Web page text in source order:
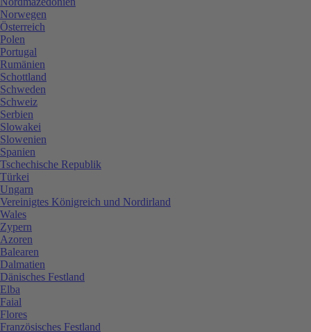
Norwegen
Österreich
Polen
Portugal
Rumänien
Schottland
Schweden
Schweiz
Serbien
Slowakei
Slowenien
Spanien
Tschechische Republik
Türkei
Ungarn
Vereinigtes Königreich und Nordirland
Wales
Zypern
Azoren
Balearen
Dalmatien
Dänisches Festland
Elba
Faial
Flores
Französisches Festland